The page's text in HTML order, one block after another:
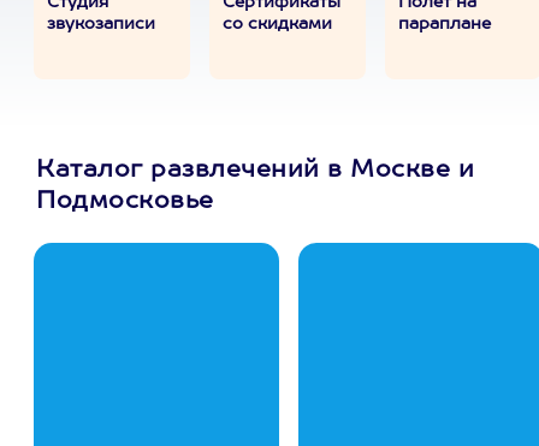
звукозаписи
со скидками
параплане
Каталог развлечений в Москве и
Подмосковье